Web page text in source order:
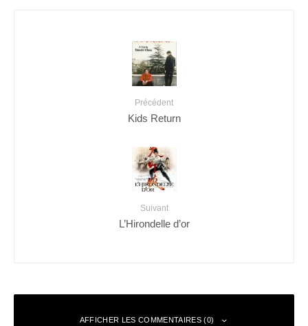
Précédent
Kids Return
Suivant
L’Hirondelle d’or
AFFICHER LES COMMENTAIRES (0)